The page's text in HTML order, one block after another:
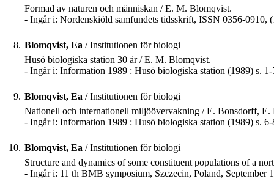
Formad av naturen och människan / E. M. Blomqvist.
- Ingår i: Nordenskiöld samfundets tidsskrift, ISSN 0356-
8. Blomqvist, Ea / Institutionen för biologi
Husö biologiska station 30 år / E. M. Blomqvist.
- Ingår i: Information 1989 : Husö biologiska station (1989) s. 1-
9. Blomqvist, Ea / Institutionen för biologi
Nationell och internationell miljöövervakning / E. Bonsdorff,
- Ingår i: Information 1989 : Husö biologiska station (1989) s. 6-
10. Blomqvist, Ea / Institutionen för biologi
Structure and dynamics of some constituent populations of a
- Ingår i: 11 th BMB symposium, Szczecin, Poland, September